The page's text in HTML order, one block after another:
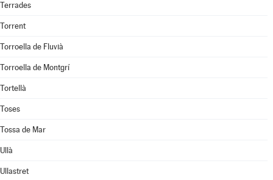
Terrades
Torrent
Torroella de Fluvià
Torroella de Montgrí
Tortellà
Toses
Tossa de Mar
Ullà
Ullastret